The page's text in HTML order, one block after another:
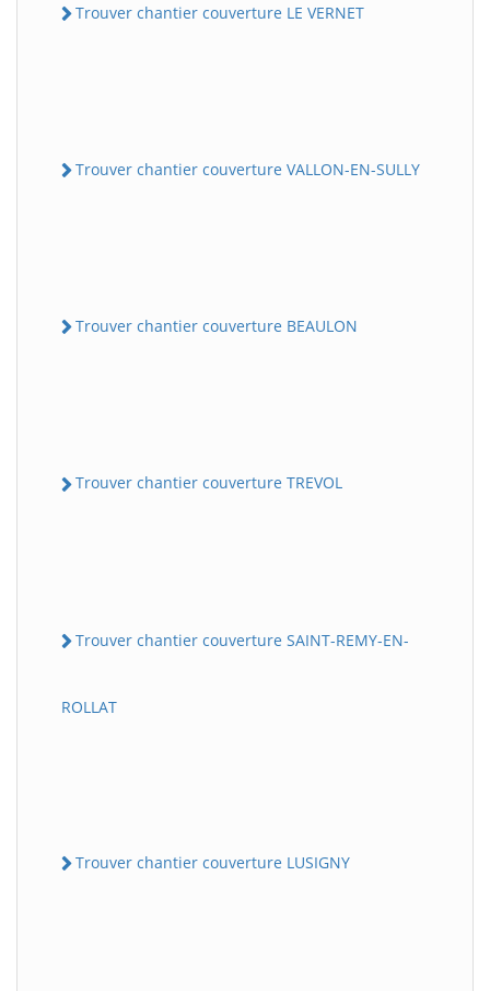
Trouver chantier couverture LE VERNET
Trouver chantier couverture VALLON-EN-SULLY
Trouver chantier couverture BEAULON
Trouver chantier couverture TREVOL
Trouver chantier couverture SAINT-REMY-EN-
ROLLAT
Trouver chantier couverture LUSIGNY